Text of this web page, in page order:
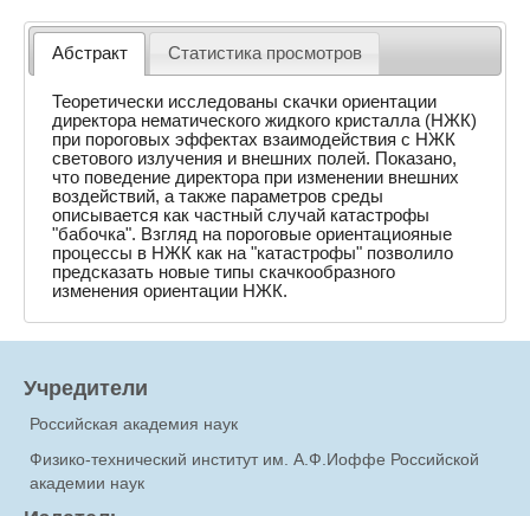
Абстракт Статистика просмотров
Теоретически исследованы скачки ориентации
директора нематического жидкого кристалла (НЖК)
при пороговых эффектах взаимодействия с НЖК
светового излучения и внешних полей. Показано,
что поведение директора при изменении внешних
воздействий, а также параметров среды
описывается как частный случай катастрофы
"бабочка". Взгляд на пороговые ориентациояные
процессы в НЖК как на "катастрофы" позволило
предсказать новые типы скачкообразного
изменения ориентации НЖК.
Учредители
Российская академия наук
Физико-технический институт им. А.Ф.Иоффе Российской
академии наук